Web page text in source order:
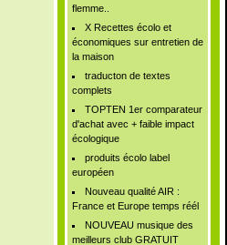
flemme..
X Recettes écolo et
économiques sur entretien de
la maison
traducton de textes
complets
TOPTEN 1er comparateur
d'achat avec + faible impact
écologique
produits écolo label
européen
Nouveau qualité AIR :
France et Europe temps réél
NOUVEAU musique des
meilleurs club GRATUIT